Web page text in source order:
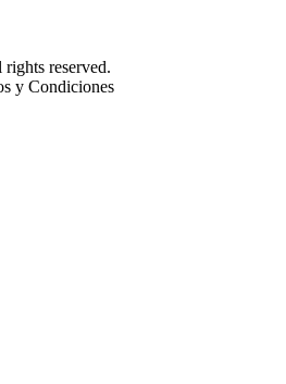
reserved.
y Condiciones